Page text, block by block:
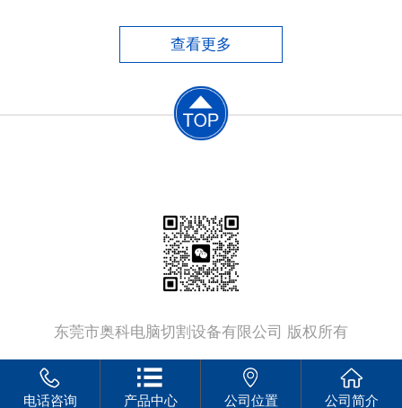
费大、后续加工工作量大，同时劳动条件恶
劣，生产效率低。​半自动切割机中仿形切割
机，切割工件的质量较好，由
查看更多
东莞市奥科电脑切割设备有限公司 版权所有
电话咨询 产品中心 公司位置 公司简介